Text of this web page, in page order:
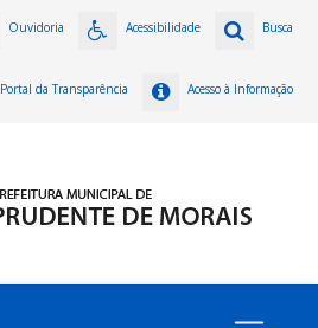
Busca
Acessibilidade
Ouvidoria
Acesso à Informação
Portal da Transparência